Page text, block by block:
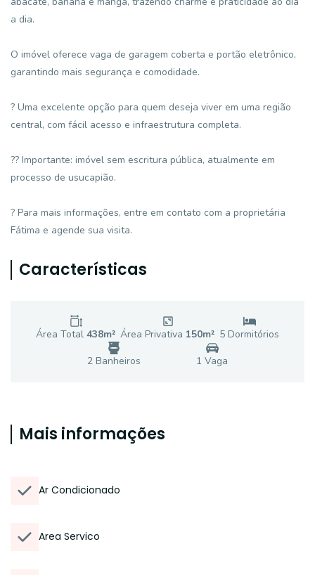
a dia.
O imóvel oferece vaga de garagem coberta e portão eletrônico,
garantindo mais segurança e comodidade.
? Uma excelente opção para quem deseja viver em uma região
central, com fácil acesso e infraestrutura completa.
?? Importante: imóvel sem escritura pública, atualmente em
processo de usucapião.
? Para mais informações, entre em contato com a proprietária
Fátima e agende sua visita.
Características
Área Total 438m² Área Privativa 150m² 5 Dormitórios
2 Banheiros 1 Vaga
Mais informações
Ar Condicionado
Area Servico